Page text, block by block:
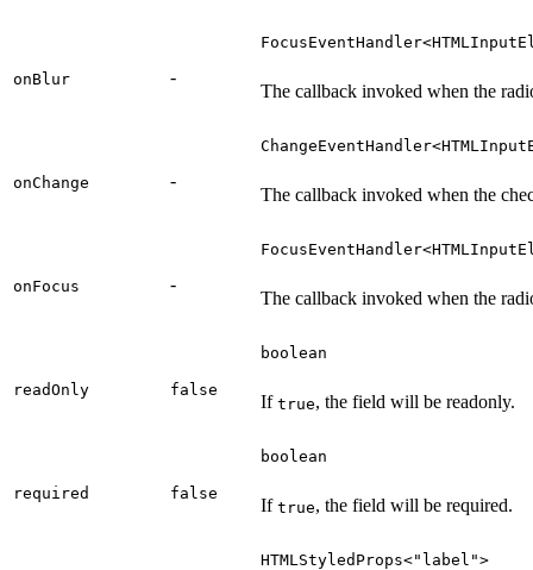
onBlur -
The callback invoked when the
onChange -
The callback invoked when the
onFocus -
The callback invoked when the
readOnly false
boolean
If true, the field will be readonly.
required false
boolean
If true, the field will be required.
HTMLStyledProps<"label">